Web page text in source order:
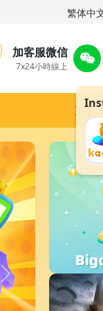
繁体中
加客服微信
7x24小時線上
更多